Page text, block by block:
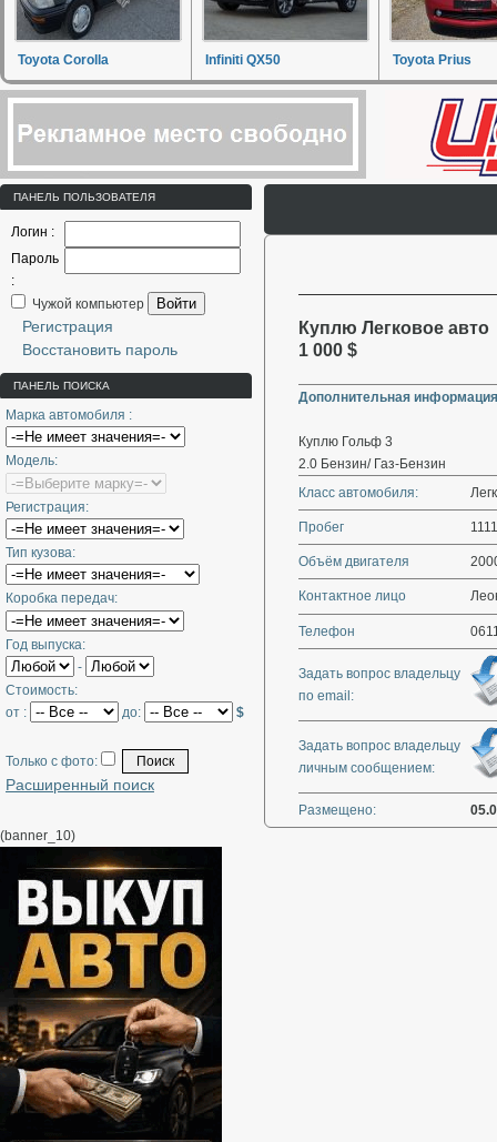
Toyota Corolla Infiniti QX50 Toyota Prius
ПАНЕЛЬ ПОЛЬЗОВАТЕЛЯ
Логин :
Пароль
:
Чужой компьютер
Войти
Регистрация
Восстановить пароль
ПАНЕЛЬ ПОИСКА
Марка автомобиля :
Модель:
Регистрация:
Тип кузова:
Коробка передач:
Год выпуска:
-
Стоимость:
от :
до: $
Только с фото:
Расширенный поиск
(banner_10)
Куплю Легковое авто
1 000 $
Дополнительная
Куплю Гольф 3
2.0 Бензин/ Газ-Бензин
Класс автомобиля:
Пробег
Объём двигателя
Контактное лицо
Телефон
Задать вопрос владельцу
по email:
Задать вопрос владельцу
личным сообщением:
Размещено: